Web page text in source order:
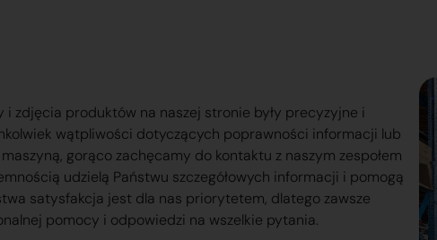
i zdjęcia produktów na naszej stronie były precyzyjne i
wątpliwości dotyczących poprawności informacji lub
gorąco zachęcamy do kontaktu z naszym zespołem
udzielą Państwu szczegółowych informacji i pomogą
satysfakcja jest dla nas priorytetem, dlatego zawsze
pomocy i odpowiedzi na wszelkie pytania.